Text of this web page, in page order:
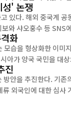
' 논쟁
있다. 해외 중국계 공
널포커스] 최근 중국 웨이보와
화
습을 형상화한 이미
터내셔널포커스] 중국과 러시아
진
안을 추진한다. 기
외국인에 대한 심사